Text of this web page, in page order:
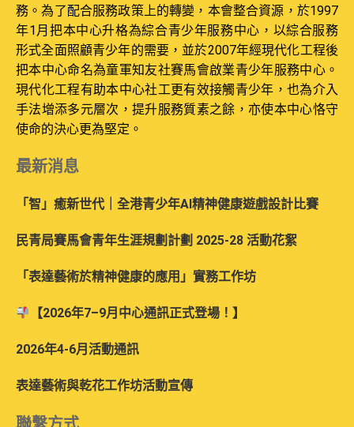
務。為了配合服務政策上的轉變，本會整合資源，於1997
年1月把本中心升格為綜合青少年服務中心，以綜合服務
形式全面照顧青少年的需要，並於2007年經現代化工程後
把本中心命名為童軍知友社賽馬會啟業青少年服務中心。
現代化工程有助本中心社工更有效接觸青少年，也為介入
手法增添多元層次，提升服務質素之餘，亦使本中心恪守
使命的決心更為堅定。
最新消息
「智」癒新世代｜全港青少年AI精神健康遊戲設計比賽
民青局賽馬會青年生涯規劃計劃 2025-28 活動花絮
「表達藝術於精神健康的應用」實務工作坊
【2026年7–9月中心通訊正式登場！】
2026年4-6月活動通訊
表達藝術與乾花工作坊活動宣傳